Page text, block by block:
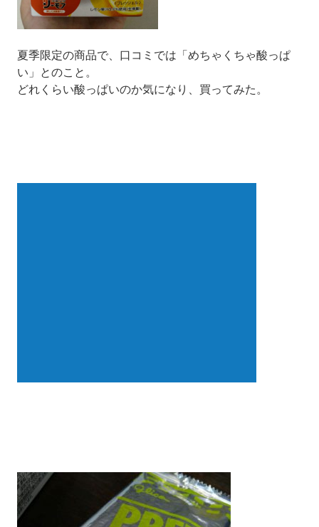
夏季限定の商品で、口コミでは「めちゃくちゃ酸っぱ
い」とのこと。
どれくらい酸っぱいのか気になり、買ってみた。